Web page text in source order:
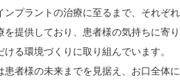
プラントの治療に至るまで、それぞれ
提供しており、患者様の気持ちに寄り
る環境づくりに取り組んでいます。
者様の未来までを見据え、お口全体に